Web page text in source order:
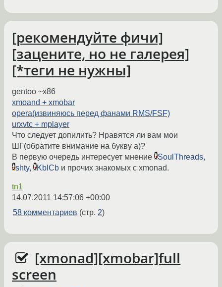
[рекомендуйте фичи]
[зацените, но не галерея]
[*теги не нужны]
gentoo ~x86
xmoand + xmobar
opera(извиняюсь перед фанами RMS/FSF)
urxvtc + mplayer
Что следует допилить? Нравятся ли вам мои
ШГ(обратите внимание на букву a)?
В первую очередь интересует мнение
SoulThreads,
shty, KblCb и прочих знакомых с xmonad.
tn1
14.07.2011 14:57:06 +00:00
58 комментариев (стр. 2)
[xmonad][xmobar]full
screen